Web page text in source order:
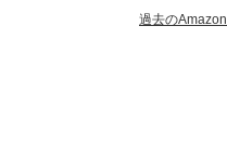
過去の